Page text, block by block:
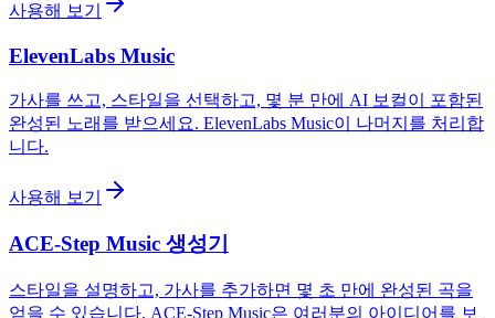
사용해 보기
ElevenLabs Music
가사를 쓰고, 스타일을 선택하고, 몇 분 만에 AI 보컬이 포함된
완성된 노래를 받으세요. ElevenLabs Music이 나머지를 처리합
니다.
사용해 보기
ACE-Step Music 생성기
스타일을 설명하고, 가사를 추가하면 몇 초 만에 완성된 곡을
얻을 수 있습니다. ACE-Step Music은 여러분의 아이디어를 보